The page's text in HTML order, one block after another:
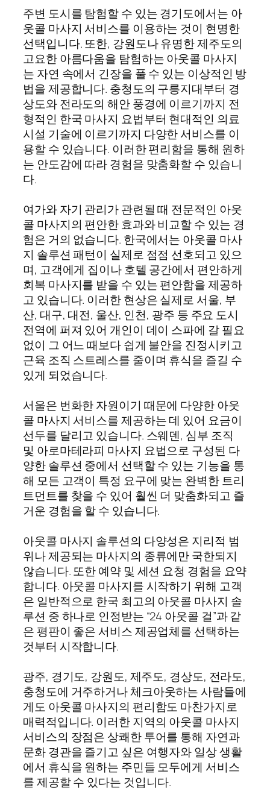
주변 도시를 탐험할 수 있는 경기도에서는 아
웃콜 마사지 서비스를 이용하는 것이 현명한
선택입니다. 또한, 강원도나 유명한 제주도의
고요한 아름다움을 탐험하는 아웃콜 마사지
는 자연 속에서 긴장을 풀 수 있는 이상적인 방
법을 제공합니다. 충청도의 구릉지대부터 경
상도와 전라도의 해안 풍경에 이르기까지 전
형적인 한국 마사지 요법부터 현대적인 의료
시설 기술에 이르기까지 다양한 서비스를 이
용할 수 있습니다. 이러한 편리함을 통해 원하
는 안도감에 따라 경험을 맞춤화할 수 있습니
다.
여가와 자기 관리가 관련될 때 전문적인 아웃
콜 마사지의 편안한 효과와 비교할 수 있는 경
험은 거의 없습니다. 한국에서는 아웃콜 마사
지 솔루션 패턴이 실제로 점점 선호되고 있으
며, 고객에게 집이나 호텔 공간에서 편안하게
회복 마사지를 받을 수 있는 편안함을 제공하
고 있습니다. 이러한 현상은 실제로 서울, 부
산, 대구, 대전, 울산, 인천, 광주 등 주요 도시
전역에 퍼져 있어 개인이 데이 스파에 갈 필요
없이 그 어느 때보다 쉽게 불안을 진정시키고
근육 조직 스트레스를 줄이며 휴식을 즐길 수
있게 되었습니다.
서울은 번화한 자원이기 때문에 다양한 아웃
콜 마사지 서비스를 제공하는 데 있어 요금이
선두를 달리고 있습니다. 스웨덴, 심부 조직
및 아로마테라피 마사지 요법으로 구성된 다
양한 솔루션 중에서 선택할 수 있는 기능을 통
해 모든 고객이 특정 요구에 맞는 완벽한 트리
트먼트를 찾을 수 있어 훨씬 더 맞춤화되고 즐
거운 경험을 할 수 있습니다.
아웃콜 마사지 솔루션의 다양성은 지리적 범
위나 제공되는 마사지의 종류에만 국한되지
않습니다. 또한 예약 및 세션 요청 경험을 요약
합니다. 아웃콜 마사지를 시작하기 위해 고객
은 일반적으로 한국 최고의 아웃콜 마사지 솔
루션 중 하나로 인정받는 “24 아웃콜 걸”과 같
은 평판이 좋은 서비스 제공업체를 선택하는
것부터 시작합니다.
광주, 경기도, 강원도, 제주도, 경상도, 전라도,
충청도에 거주하거나 체크아웃하는 사람들에
게도 아웃콜 마사지의 편리함도 마찬가지로
매력적입니다. 이러한 지역의 아웃콜 마사지
서비스의 장점은 상쾌한 투어를 통해 자연과
문화 경관을 즐기고 싶은 여행자와 일상 생활
에서 휴식을 원하는 주민들 모두에게 서비스
를 제공할 수 있다는 것입니다.